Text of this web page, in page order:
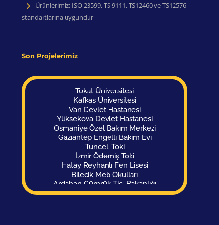
Ürünlerimiz: ISO 23599, TS 9111, TS12460 ve TS12576
standartlarına uygundur
Son Projelerimiz
Tokat Üniversitesi
Kafkas Üniversitesi
Van Devlet Hastanesi
Yüksekova Devlet Hastanesi
Osmaniye Özel Bakım Merkezi
Gaziantep Engelli Bakım Evi
Tunceli Toki
İzmir Ödemiş Toki
Hatay Reyhanlı Fen Lisesi
Bilecik Meb Okulları
Ardahan Gümrük Tic. Bakanlığı
Hakkari Aile Sos. Politikalar İl Müdürlüğü